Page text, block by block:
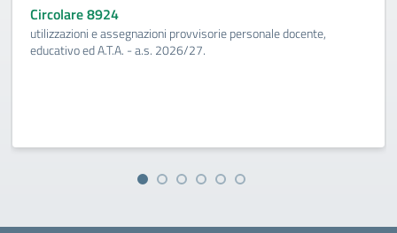
Circolare 8924
utilizzazioni e assegnazioni provvisorie personale docente,
educativo ed A.T.A. - a.s. 2026/27.